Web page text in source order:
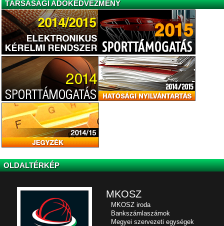
TÁRSASÁGI ADÓKEDVEZMÉNY
OLDALTÉRKÉP
MKOSZ
MKOSZ iroda
Bankszámlaszámok
Megyei szervezeti egységek